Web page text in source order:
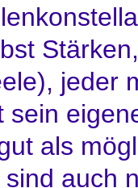
jeder
sein
als
auch